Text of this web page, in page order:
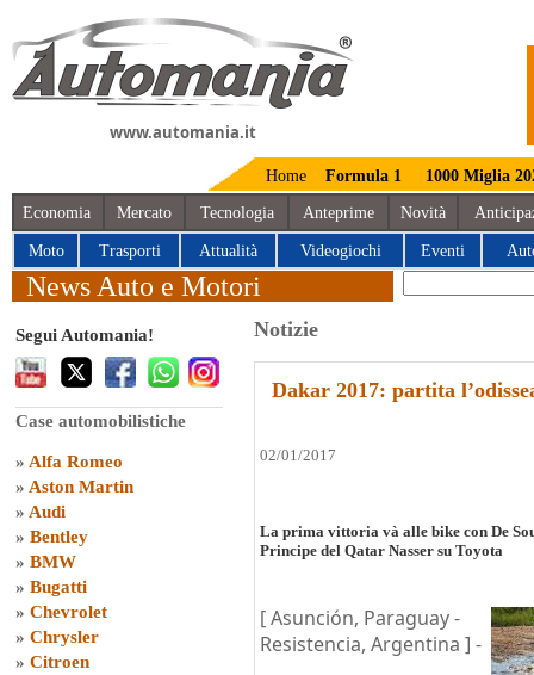
www.automania.it
Home Formula 1 1000 Miglia
Economia Mercato Tecnologia Anteprime Novità
Moto Trasporti Attualità Videogiochi Eventi
News Auto e Motori
Segui Automania!
Case automobilistiche
» Alfa Romeo
» Aston Martin
» Audi
» Bentley
» BMW
» Bugatti
» Chevrolet
» Chrysler
» Citroen
Notizie
Dakar 2017: partita
02/01/2017
La prima vittoria và alle bike con De
Principe del Qatar Nasser su Toyota
[ Asunción, Paraguay -
Resistencia, Argentina ] -